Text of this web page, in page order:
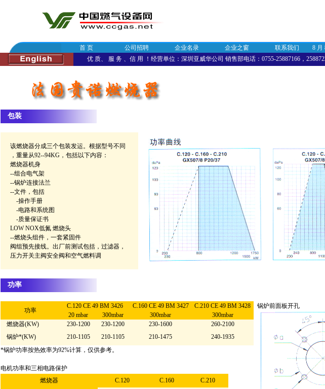
首 页 公司招聘 企业名录 企业之窗 联系我们
8 月
优 质、 服 务 、信 用 ！经营单位：深圳亚威华公司 销售部电话：0755-25887166，
包装
该燃烧器分成三个包装发运。根据型号不同
，重量从92--94KG，包括以下内容：
燃烧器机身
--组合电气架
--锅炉连接法兰
--文件，包括
-操作手册
-电路和系统图
-质量保证书
LOW NOX低氮 燃烧头
--燃烧头组件，一套紧固件
阀组预先接线。出厂前测试包括，过滤器，
压力开关主阀安全阀和空气燃料调
功率
功率
C.120 CE 49 BM 3426
C.160 CE 49 BM 3427
300mbar
C.210 CE 49 BM 3428
300mbar
20 mbar
300mbar
燃烧器(KW)
230-1200 230-1200 230-1600
260-2100
锅炉*(KW)
210-1105 210-1105 210-1475 240-1935
锅炉前面板开孔
*锅炉功率按热效率为92%计算，仅供参考。
电机功率和三相电路保护
燃烧器
C.120 C.160
C.210